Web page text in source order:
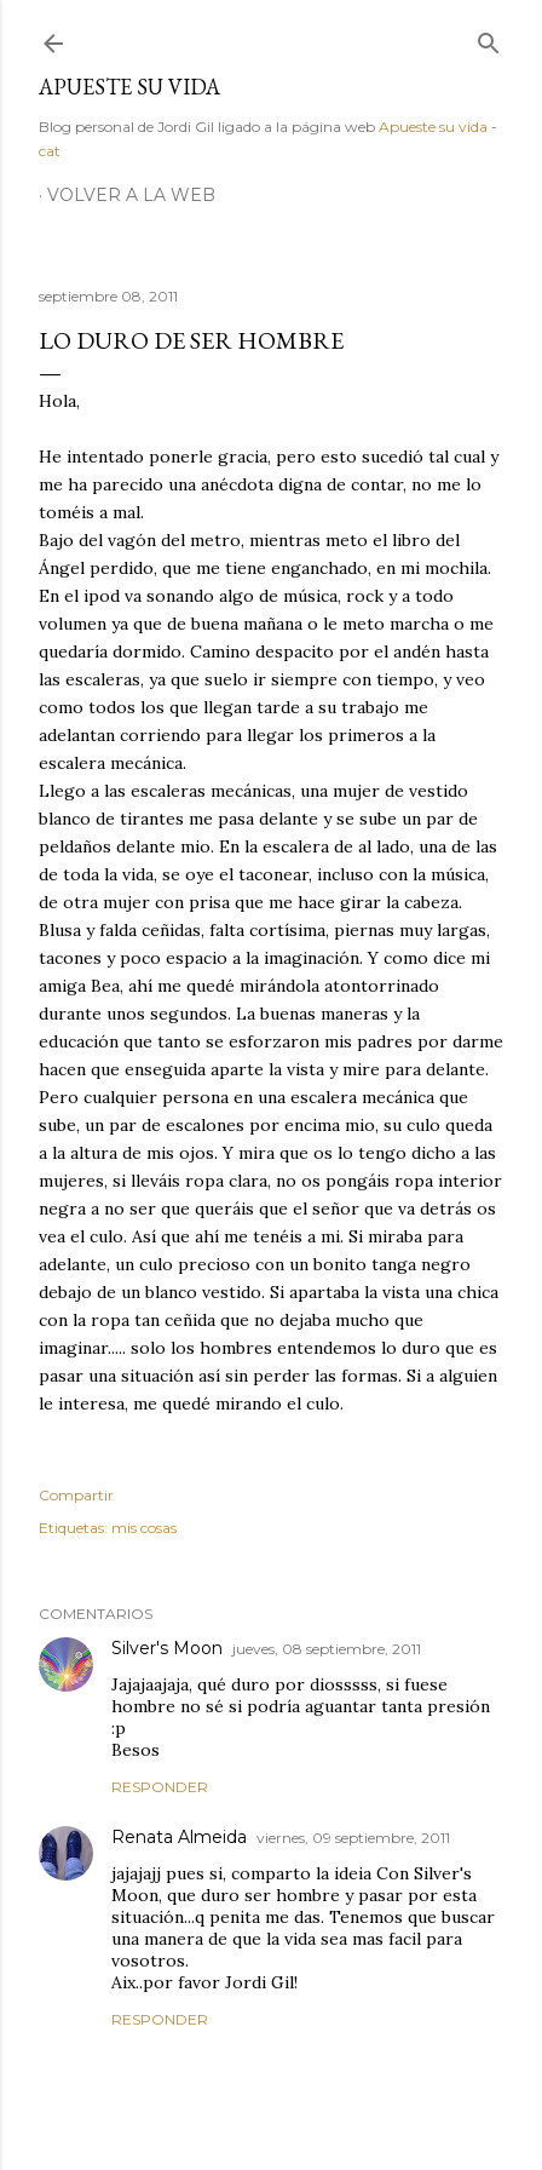
APUESTE SU VIDA
Blog personal de Jordi Gil ligado a la página web Apueste su vida -
cat
VOLVER A LA WEB
septiembre 08, 2011
LO DURO DE SER HOMBRE
Hola,
He intentado ponerle gracia, pero esto sucedió tal cual y
me ha parecido una anécdota digna de contar, no me lo
toméis a mal.
Bajo del vagón del metro, mientras meto el libro del
Ángel perdido, que me tiene enganchado, en mi mochila.
En el ipod va sonando algo de música, rock y a todo
volumen ya que de buena mañana o le meto marcha o me
quedaría dormido. Camino despacito por el andén hasta
las escaleras, ya que suelo ir siempre con tiempo, y veo
como todos los que llegan tarde a su trabajo me
adelantan corriendo para llegar los primeros a la
escalera mecánica.
Llego a las escaleras mecánicas, una mujer de vestido
blanco de tirantes me pasa delante y se sube un par de
peldaños delante mio. En la escalera de al lado, una de las
de toda la vida, se oye el taconear, incluso con la música,
de otra mujer con prisa que me hace girar la cabeza.
Blusa y falda ceñidas, falta cortísima, piernas muy largas,
tacones y poco espacio a la imaginación. Y como dice mi
amiga Bea, ahí me quedé mirándola atontorrinado
durante unos segundos. La buenas maneras y la
educación que tanto se esforzaron mis padres por darme
hacen que enseguida aparte la vista y mire para delante.
Pero cualquier persona en una escalera mecánica que
sube, un par de escalones por encima mio, su culo queda
a la altura de mis ojos. Y mira que os lo tengo dicho a las
mujeres, si lleváis ropa clara, no os pongáis ropa interior
negra a no ser que queráis que el señor que va detrás os
vea el culo. Así que ahí me tenéis a mi. Si miraba para
adelante, un culo precioso con un bonito tanga negro
debajo de un blanco vestido. Si apartaba la vista una chica
con la ropa tan ceñida que no dejaba mucho que
imaginar..... solo los hombres entendemos lo duro que es
pasar una situación así sin perder las formas. Si a alguien
le interesa, me quedé mirando el culo.
Compartir
Etiquetas: mis cosas
COMENTARIOS
Silver's Moon jueves, 08 septiembre, 2011
Jajajaajaja, qué duro por diosssss, si fuese
hombre no sé si podría aguantar tanta presión
:p
Besos
RESPONDER
Renata Almeida viernes, 09 septiembre, 2011
jajajajj pues si, comparto la ideia Con Silver's
Moon, que duro ser hombre y pasar por esta
situación...q penita me das. Tenemos que buscar
una manera de que la vida sea mas facil para
vosotros.
Aix..por favor Jordi Gil!
RESPONDER